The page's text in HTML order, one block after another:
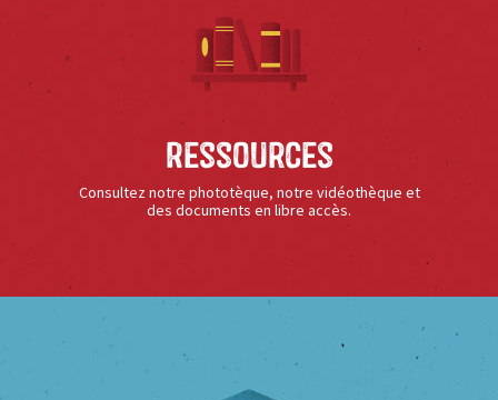
Ressources
Consultez notre phototèque, notre vidéothèque et
des documents en libre accès.